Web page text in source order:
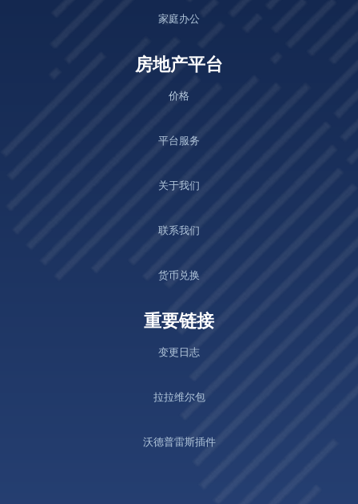
家庭办公
房地产平台
价格
平台服务
关于我们
联系我们
货币兑换
重要链接
变更日志
拉拉维尔包
沃德普雷斯插件